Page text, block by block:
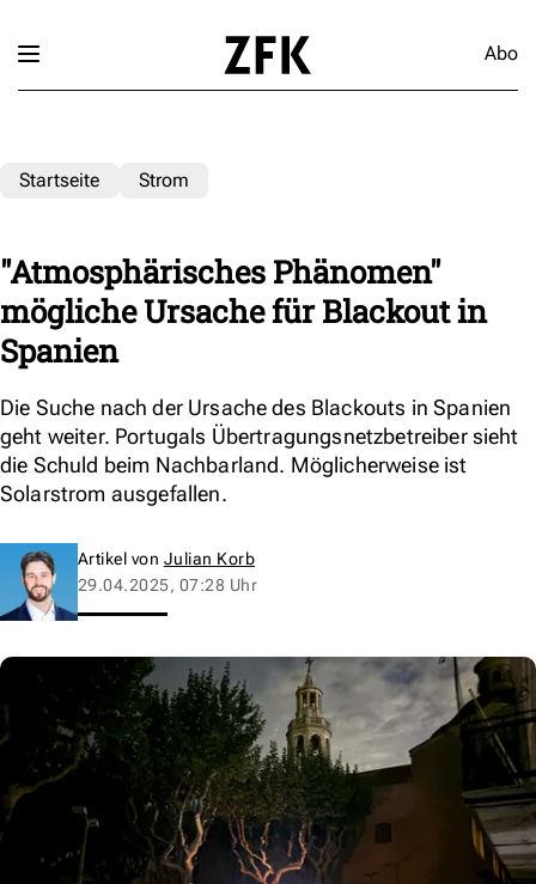
Abo
Startseite Strom
"Atmosphärisches Phänomen"
mögliche Ursache für Blackout in
Spanien
Die Suche nach der Ursache des Blackouts in Spanien
geht weiter. Portugals Übertragungsnetzbetreiber sieht
die Schuld beim Nachbarland. Möglicherweise ist
Solarstrom ausgefallen.
Artikel von Julian Korb
29.04.2025, 07:28 Uhr